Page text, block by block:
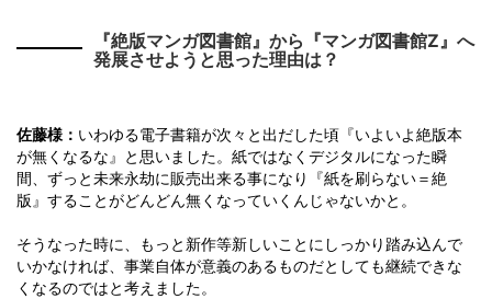
『絶版マンガ図書館』から『マンガ図書館Z』へ
発展させようと思った理由は？
佐藤様： いわゆる電子書籍が次々と出だした頃『いよいよ絶版本
が無くなるな』と思いました。紙ではなくデジタルになった瞬
間、ずっと未来永劫に販売出来る事になり『紙を刷らない＝絶
版』することがどんどん無くなっていくんじゃないかと。
そうなった時に、もっと新作等新しいことにしっかり踏み込んで
いかなければ、事業自体が意義のあるものだとしても継続できな
くなるのではと考えました。